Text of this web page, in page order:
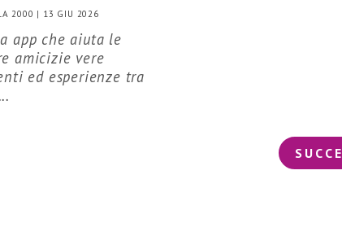
2000 | 13 GIU 2026
app che aiuta le
amicizie vere
ed esperienze tra